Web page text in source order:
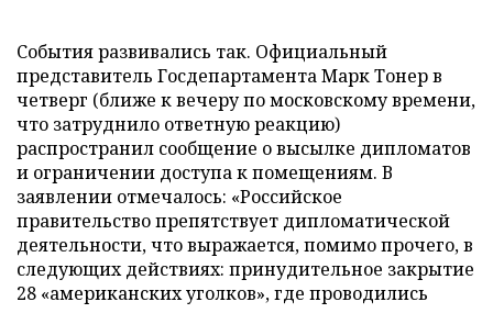
События развивались так. Официальный
представитель Госдепартамента Марк Тонер в
четверг (ближе к вечеру по московскому времени,
что затруднило ответную реакцию)
распространил сообщение о высылке дипломатов
и ограничении доступа к помещениям. В
заявлении отмечалось: «Российское
правительство препятствует дипломатической
деятельности, что выражается, помимо прочего, в
следующих действиях: принудительное закрытие
28 «американских уголков», где проводились